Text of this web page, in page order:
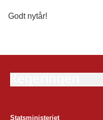
Godt nytår!
Statsministeriet